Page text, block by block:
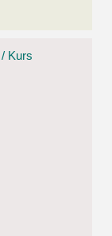
Kurs